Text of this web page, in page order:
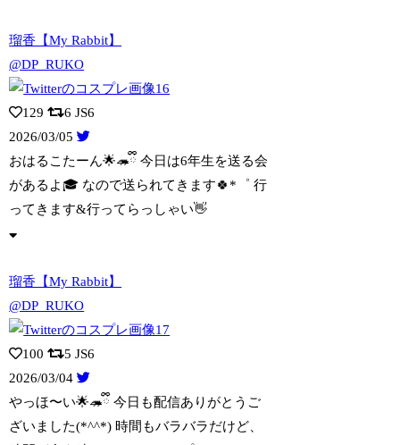
瑠香【My Rabbit】
@DP_RUKO
129 6 JS6
2026/03/05
おはるこたーん🌟🦔ྀི 今日は6年生を送る会
があるよ🎓 なので送られてきます🍀* ゜ 行
ってきます&行ってらっしゃい👋
瑠香【My Rabbit】
@DP_RUKO
100 5 JS6
2026/03/04
やっほ〜い🌟🦔ྀི 今日も配信ありがとうご
ざいました(*^^*) 時間もバラバラだけど、